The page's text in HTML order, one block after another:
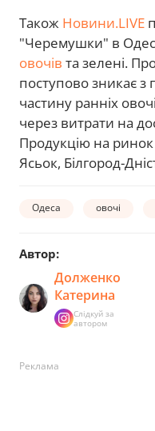
Також Новини.LIVE
"Черемушки" в
овочів та зелені.
поступово зникає з
частину ранніх
через витрати на
Продукцію на ринок
Ясьок, Білгород-
Одеса овочі
Автор:
Долженко
Катерина
Слідкуй за
автором
Реклама